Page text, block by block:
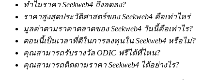
เรียนรู้วิธีการรักษาผลกำไร
ทำไมราคา Seekweb4 ถึงลดลง?
ราคาสูงสุดประวัติศาสตร์ของ Seekweb4 คือเท่าไหร่
มูลค่าตามราคาตลาดของ Seekweb4 วันนี้คือเท่าไร?
ตอนนี้เป็นเวลาที่ดีในการลงทุนใน Seekweb4 หรือไม่?
คุณสามารถรับรางวัล ODIC ฟรีได้ที่ไหน?
คุณสามารถติดตามราคา Seekweb4 ได้อย่างไร?